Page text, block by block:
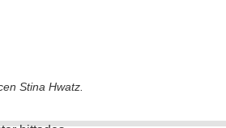
Stina Hwatz.